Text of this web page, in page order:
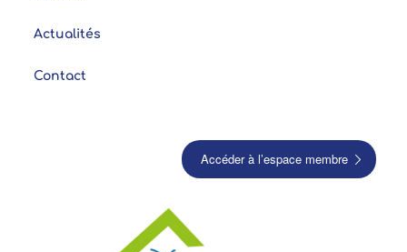
Actualités
Contact
Accéder à l’espace membre